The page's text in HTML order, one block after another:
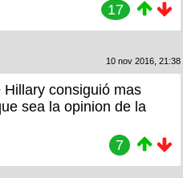
17
10 nov 2016, 21:38
consiguió mas
sea la opinion de la
7